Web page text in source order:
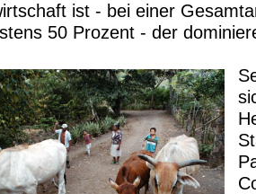
ist - bei einer
50 Prozent - der